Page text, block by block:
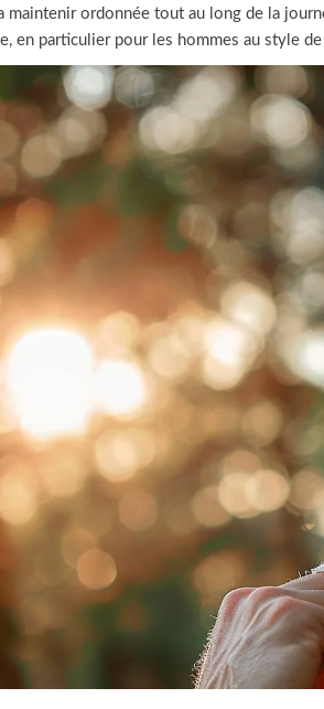
maintenir ordonnée tout au long de la
en particulier pour les hommes au style